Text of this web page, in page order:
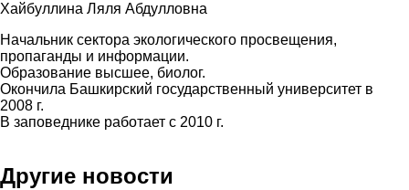
Хайбуллина Ляля Абдулловна
Начальник сектора экологического просвещения,
пропаганды и информации.
Образование высшее, биолог.
Окончила Башкирский государственный университет в
2008 г.
В заповеднике работает с 2010 г.
Другие новости